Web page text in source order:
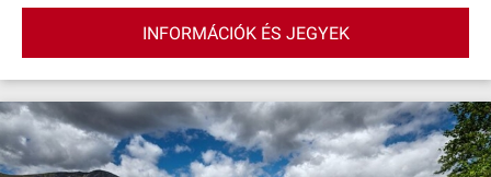
2025. augusztus 3., vasárnap: Bridge of Allan 2025.
augusztus 17., vasárnap: Crieff 2025. szeptember 6.,
szombat: Braemar 2025. szeptember 13., szombat:
Pitlochery
INFORMÁCIÓK ÉS JEGYEK